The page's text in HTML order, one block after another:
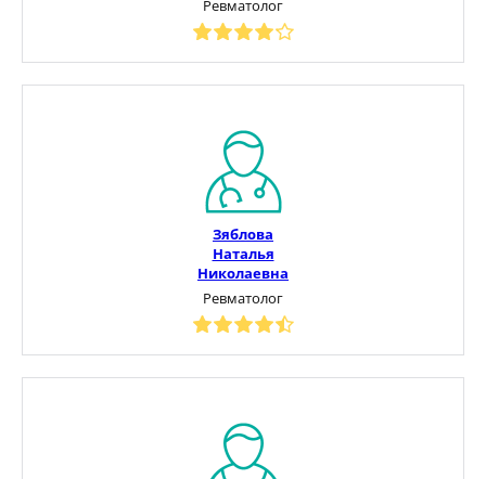
Ревматолог
Зяблова
Наталья
Николаевна
Ревматолог